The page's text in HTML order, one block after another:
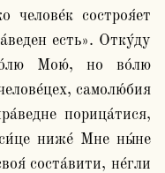
челове́к состроя́ет
есть». Отку́ду
Мою́, но во́лю
самолю́бия
порица́тися,
си́це ниже́ Мне ны́не
соста́вити, не́гли